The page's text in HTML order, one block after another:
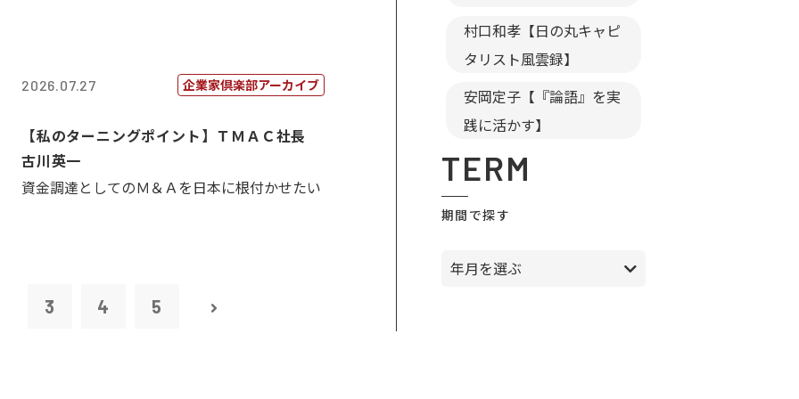
2026.07.27 企業家倶楽部アーカイブ
【私のターニングポイント】ＴＭＡＣ社長
古川英一
資金調達としてのＭ＆Ａを日本に根付かせたい
3 4 5
村口和孝【日の丸キャピ
タリスト風雲録】
安岡定子【『論語』を実
践に活かす】
TERM
期間で探す
年月を選ぶ